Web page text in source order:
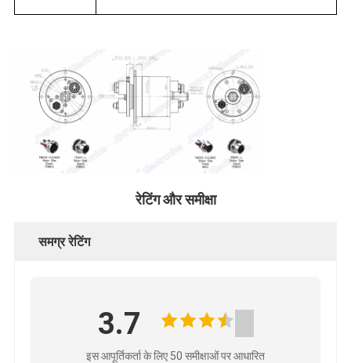
रेटिंग और समीक्षा
समग्र रेटिंग
3.7
इस आपूर्तिकर्ता के लिए 50 समीक्षाओं पर आधारित